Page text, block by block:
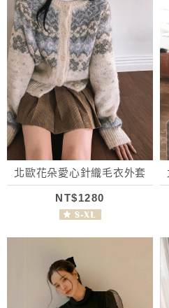
北歐花朵愛心針織毛衣外套
NT$1280